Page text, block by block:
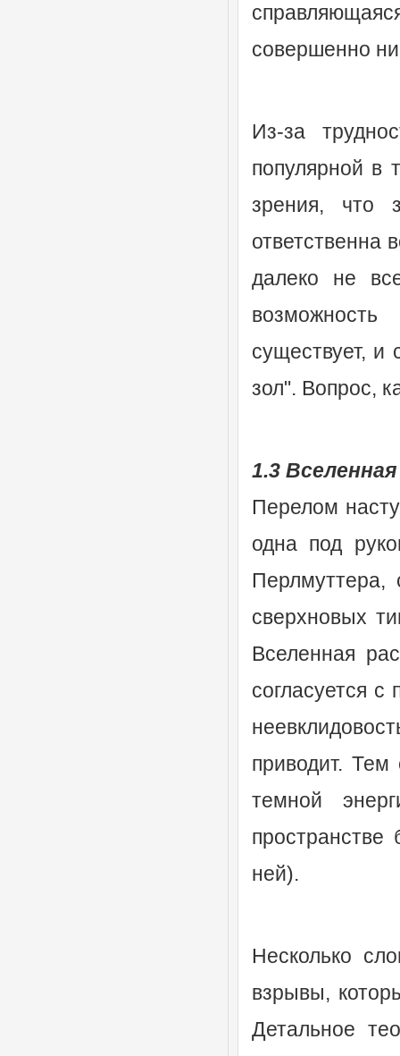
совершенно
Из-за
популярной в
зрения, что
ответственна
далеко не
существует, и
зол". Вопрос,
1.3
Перелом
одна под
Перлмуттера,
сверхновых
Вселенная
согласуется
приводит.
темной
ней).
Несколько
взрывы,
Детальное